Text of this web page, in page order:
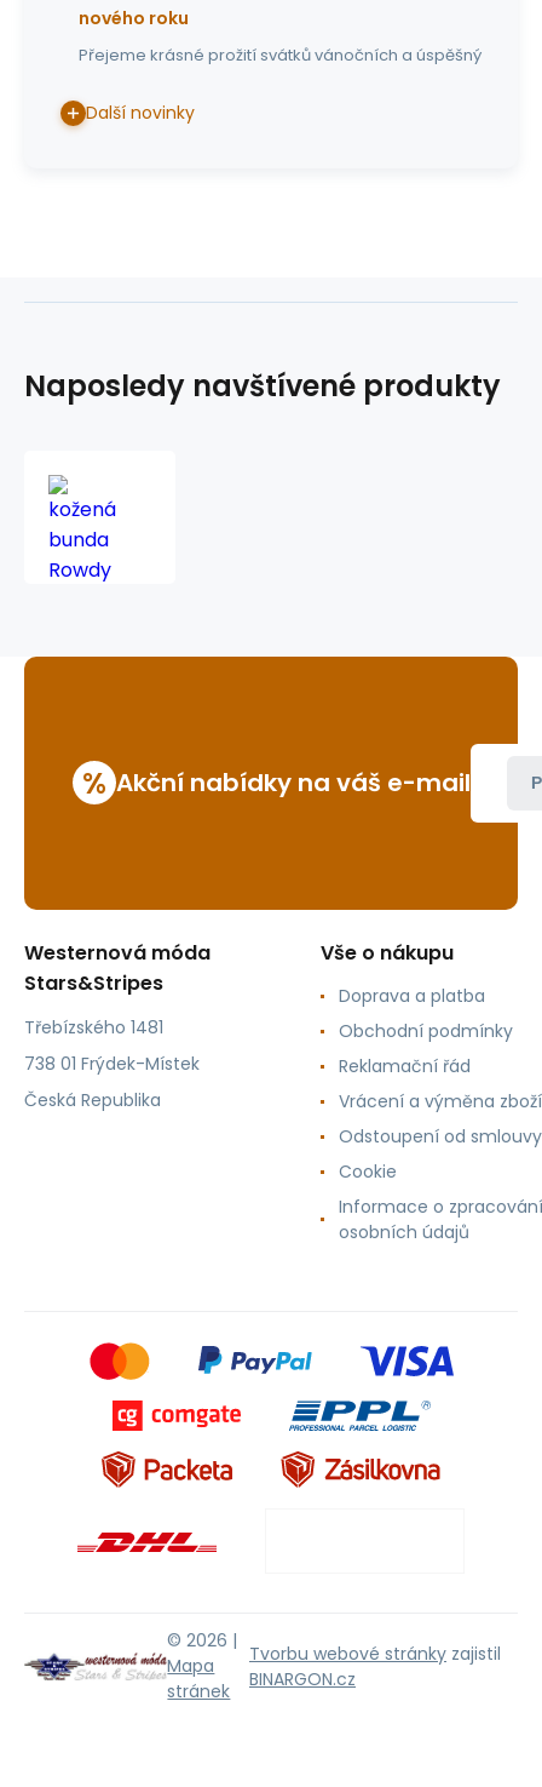
nového roku
Přejeme krásné prožití svátků vánočních a úspěšný
Další novinky
Naposledy navštívené produkty
% Akční nabídky na váš e-mail
Westernová móda
Stars&Stripes
Třebízského 1481
738 01 Frýdek-Místek
Česká Republika
Vše o nákupu
Doprava a platba
Obchodní podmínky
Reklamační řád
Vrácení a výměna zboží
Odstoupení od smlouvy
Cookie
Informace o zpracování
osobních údajů
© 2026 |
Mapa
stránek
Tvorbu webové stránky zajistil
BINARGON.cz